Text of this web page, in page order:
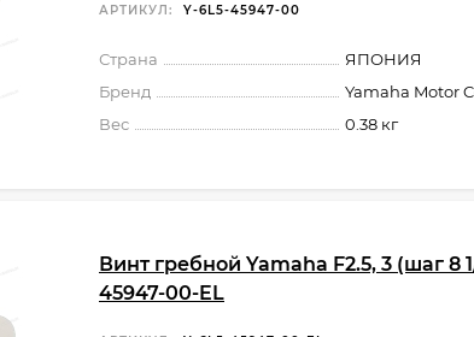
АРТИКУЛ: Y-6L5-45947-00
Страна
ЯПОНИЯ
Бренд
Yamaha Motor
Вес
0.38 кг
Винт гребной Yamaha F2.5, 3 (шаг 8
45947-00-EL